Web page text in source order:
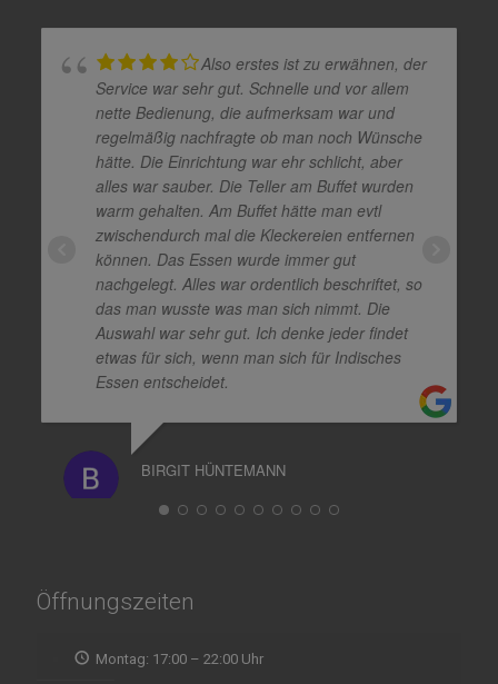
Also erstes ist zu erwähnen, der
Service war sehr gut. Schnelle und vor allem
nette Bedienung, die aufmerksam war und
regelmäßig nachfragte ob man noch Wünsche
hätte. Die Einrichtung war ehr schlicht, aber
alles war sauber. Die Teller am Buffet wurden
warm gehalten. Am Buffet hätte man evtl
zwischendurch mal die Kleckereien entfernen
können. Das Essen wurde immer gut
nachgelegt. Alles war ordentlich beschriftet, so
das man wusste was man sich nimmt. Die
Auswahl war sehr gut. Ich denke jeder findet
etwas für sich, wenn man sich für Indisches
Essen entscheidet.
BIRGIT HÜNTEMANN
Öffnungszeiten
Montag: 17:00 – 22:00 Uhr